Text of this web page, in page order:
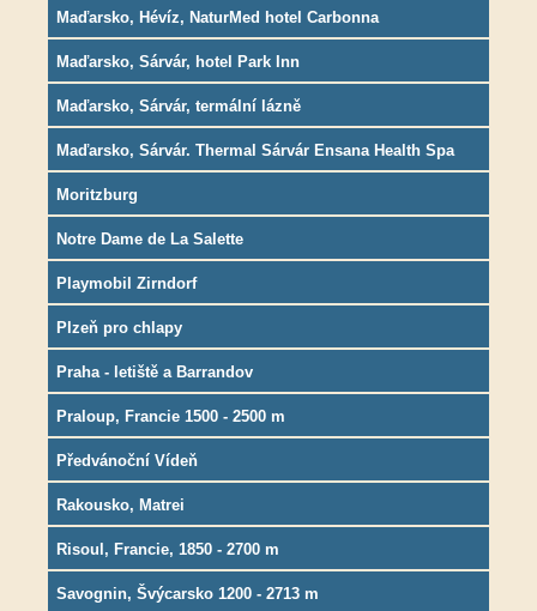
Maďarsko, Hévíz, NaturMed hotel Carbonna
Maďarsko, Sárvár, hotel Park Inn
Maďarsko, Sárvár, termální lázně
Maďarsko, Sárvár. Thermal Sárvár Ensana Health Spa
hotel
Moritzburg
Notre Dame de La Salette
Playmobil Zirndorf
Plzeň pro chlapy
Praha - letiště a Barrandov
Praloup, Francie 1500 - 2500 m
Předvánoční Vídeň
Rakousko, Matrei
Risoul, Francie, 1850 - 2700 m
Savognin, Švýcarsko 1200 - 2713 m